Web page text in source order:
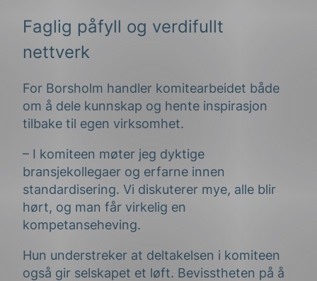
Faglig påfyll og verdifullt
nettverk
For Borsholm handler komitearbeidet både
om å dele kunnskap og hente inspirasjon
tilbake til egen virksomhet.
– I komiteen møter jeg dyktige
bransjekollegaer og erfarne innen
standardisering. Vi diskuterer mye, alle blir
hørt, og man får virkelig en
kompetanseheving.
Hun understreker at deltakelsen i komiteen
også gir selskapet et løft. Bevisstheten på å